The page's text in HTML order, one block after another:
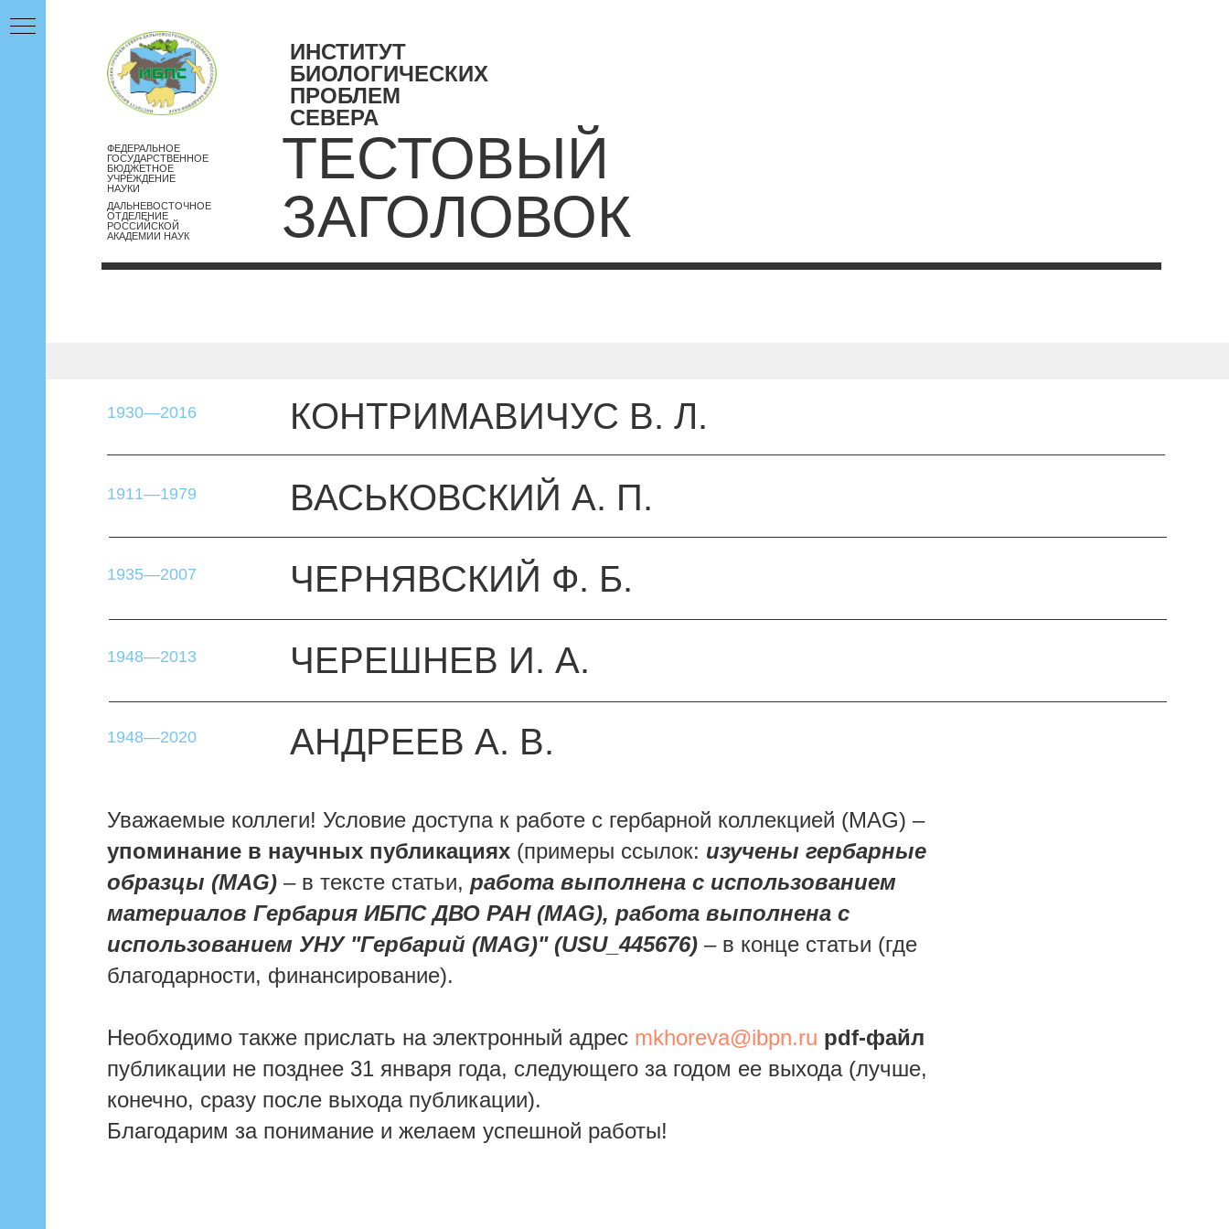
ИНСТИТУТ
БИОЛОГИЧЕСКИХ
ПРОБЛЕМ
СЕВЕРА
ФЕДЕРАЛЬНОЕ
ГОСУДАРСТВЕННОЕ
БЮДЖЕТНОЕ
УЧРЕЖДЕНИЕ
НАУКИ
ДАЛЬНЕВОСТОЧНОЕ
ОТДЕЛЕНИЕ
РОССИЙСКОЙ
АКАДЕМИИ НАУК
ТЕСТОВЫЙ
ЗАГОЛОВОК
КОНТРИМАВИЧУС В. Л.
ЧЕРНЯВСКИЙ Ф. Б.
ВАСЬКОВСКИЙ А. П.
ЧЕРЕШНЕВ И. А.
АНДРЕЕВ А. В.
1930—2016
1911—1979
1935—2007
1948—2013
1948—2020
Уважаемые коллеги! Условие доступа к работе с гербарной коллекцией (MAG) –
упоминание в научных публикациях (примеры ссылок: изучены гербарные
образцы (MAG) – в тексте статьи, работа выполнена с использованием
материалов Гербария ИБПС ДВО РАН (MAG), работа выполнена с
использованием УНУ "Гербарий (MAG)" (USU_445676) – в конце статьи (где
благодарности, финансирование).
Необходимо также прислать на электронный адрес mkhoreva@ibpn.ru pdf-файл
публикации не позднее 31 января года, следующего за годом ее выхода (лучше,
конечно, сразу после выхода публикации).
Благодарим за понимание и желаем успешной работы!